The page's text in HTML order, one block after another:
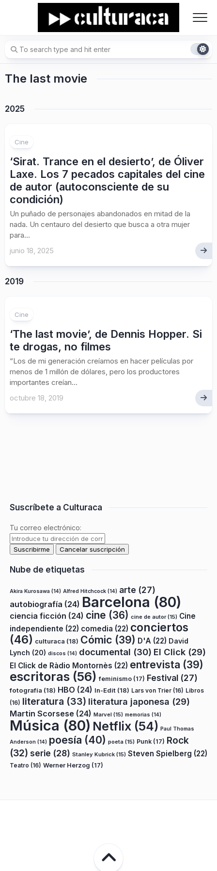
The last movie
2025
Cine
‘Sirat. Trance en el desierto’, de Óliver
Laxe. Los 7 pecados capitales del cine
de autor (autoconsciente de su
condición)
Un puñado de personajes abandonados en mitad de la
nada. Un centauro del desierto que busca a otra mujer
para...
junio 18, 2025
2019
Cine
‘The last movie’, de Dennis Hopper. Si
te drogas, no filmes
“Los de mi generación creíamos en hacer películas por
menos de 1 millón de dólares, pero los productores
importantes creían...
octubre 18, 2019
Suscríbete a Culturaca
Tu correo electrónico:
Nube de etiquetas
Akira Kurosawa (14) Alfred Hitchcock (14) arte (27)
autobiografía (24) Barcelona (80)
ciencia ficción (24) cine (36) cine de autor(15) Cine
independiente (22) comedia (22) conciertos
(46) culturaca (18) Cómic (39) D'A (22) David
Lynch (20) discos (14) documental (30) El Click (29)
El Click de Ràdio Montornès (22) entrevista (39)
escritoras (56) feminismo (17) Festival (27)
fotografía (18) HBO (24) In-Edit (18) Lars von Trier (16) Libros
(16) literatura (33) literatura japonesa (29)
Martin Scorsese (24) Marvel (15) memorias (14)
Música (80) Netflix (54) Paul Thomas
Anderson (14) poesía (40) poeta (15) Punk (17) Rock
(32) serie (28) Stanley Kubrick (15) Steven Spielberg (22)
Teatro (16) Werner Herzog (17)